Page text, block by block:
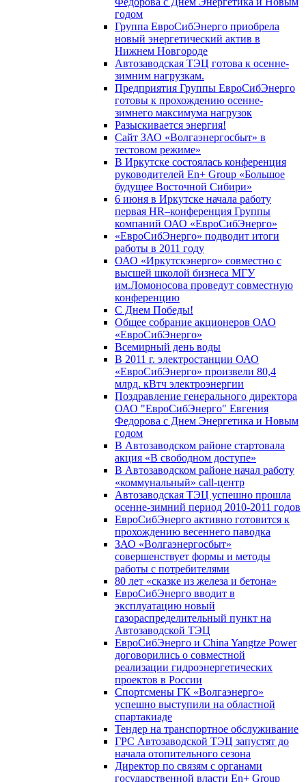
годом
Группа ЕвроСибЭнерго приобрела
новый энергетический актив в
Нижнем Новгороде
Автозаводская ТЭЦ готова к осенне-
зимним нагрузкам.
Предприятия Группы ЕвроСибЭнерго
готовы к прохождению осенне-
зимнего максимума нагрузок
Разыскивается энергия!
Сайт ЗАО «Волгаэнергосбыт» в
тестовом режиме»
В Иркутске состоялась конференция
руководителей En+ Group «Большое
будущее Восточной Сибири»
6 июня в Иркутске начала работу
первая HR–конференция Группы
компаний ОАО «ЕвроСибЭнерго»
«ЕвроСибЭнерго» подводит итоги
работы в 2011 году
ОАО «Иркутскэнерго» совместно с
высшей школой бизнеса МГУ
им.Ломоносова проведут совместную
конференцию
С Днем Победы!
Общее собрание акционеров ОАО
«ЕвроСибЭнерго»
Всемирный день воды
В 2011 г. электростанции ОАО
«ЕвроСибЭнерго» произвели 80,4
млрд. кВтч электроэнергии
Поздравление генерального директора
ОАО "ЕвроСибЭнерго" Евгения
Федорова с Днем Энергетика и Новым
годом
В Автозаводском районе стартовала
акция «В свободном доступе»
В Автозаводском районе начал работу
«коммунальный» call-центр
Автозаводская ТЭЦ успешно прошла
осенне-зимний период 2010-2011 годов
ЕвроСибЭнерго активно готовится к
прохождению весеннего паводка
ЗАО «Волгаэнергосбыт»
совершенствует формы и методы
работы с потребителями
80 лет «сказке из железа и бетона»
ЕвроСибЭнерго вводит в
эксплуатацию новый
газораспределительный пункт на
Автозаводской ТЭЦ
ЕвроСибЭнерго и China Yangtze Power
договорились о совместной
реализации гидроэнергетических
проектов в России
Спортсмены ГК «Волгаэнерго»
успешно выступили на областной
спартакиаде
Тендер на транспортное обслуживание
ГРС Автозаводской ТЭЦ запустят до
начала отопительного сезона
Директор по связям с органами
государственной власти En+ Group